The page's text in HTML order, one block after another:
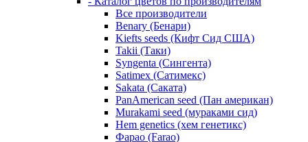
Все производители
Benary (Бенари)
Kiefts seeds (Кифт Сид США)
Takii (Таки)
Syngenta (Сингента)
Satimex (Сатимекс)
Sakata (Саката)
PanAmerican seed (Пан американ)
Murakami seed (мураками сид)
Hem genetics (хем генетикс)
Фарао (Farao)